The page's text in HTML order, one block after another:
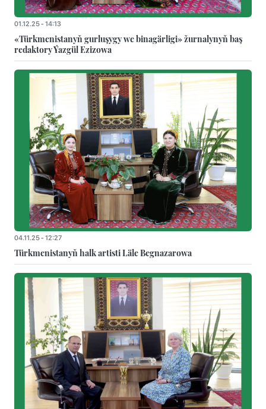
01.12.25 - 14:13
«Türkmenistanyň gurluşygy we binagärligi» žurnalynyň baş
redaktory Ýazgül Ezizowa
04.11.25 - 12:27
Türkmenistanyň halk artisti Läle Begnazarowa